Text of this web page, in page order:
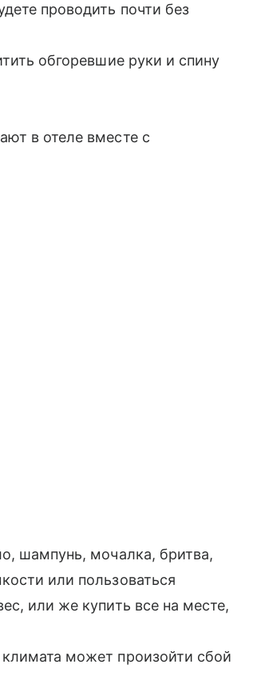
проводить почти без
обгоревшие руки и спину
в отеле вместе с
шампунь, мочалка, бритва,
или пользоваться
или же купить все на месте,
может произойти сбой